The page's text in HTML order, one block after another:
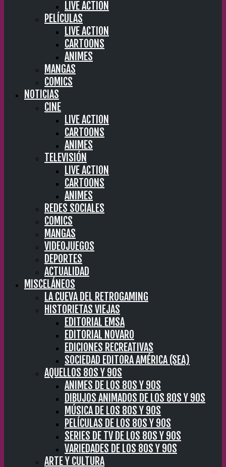
LIVE ACTION
PELÍCULAS
LIVE ACTION
CARTOONS
ANIMES
MANGAS
COMICS
NOTICIAS
CINE
LIVE ACTION
CARTOONS
ANIMES
TELEVISIÓN
LIVE ACTION
CARTOONS
ANIMES
REDES SOCIALES
COMICS
MANGAS
VIDEOJUEGOS
DEPORTES
ACTUALIDAD
MISCELÁNEOS
LA CUEVA DEL RETROGAMING
HISTORIETAS VIEJAS
EDITORIAL EMSA
EDITORIAL NOVARO
EDICIONES RECREATIVAS
SOCIEDAD EDITORA AMÉRICA (SEA)
AQUELLOS 80S Y 90S
ANIMES DE LOS 80S Y 90S
DIBUJOS ANIMADOS DE LOS 80S Y 90S
MÚSICA DE LOS 80S Y 90S
PELÍCULAS DE LOS 80S Y 90S
SERIES DE TV DE LOS 80S Y 90S
VARIEDADES DE LOS 80S Y 90S
ARTE Y CULTURA